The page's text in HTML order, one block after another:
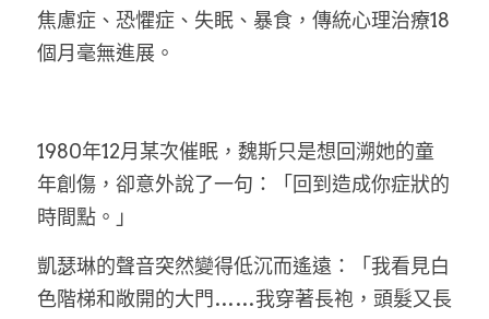
焦慮症、恐懼症、失眠、暴食，傳統心理治療18
個月毫無進展。
1980年12月某次催眠，魏斯只是想回溯她的童
年創傷，卻意外說了一句：「回到造成你症狀的
時間點。」
凱瑟琳的聲音突然變得低沉而遙遠：「我看見白
色階梯和敞開的大門……我穿著長袍，頭髮又長